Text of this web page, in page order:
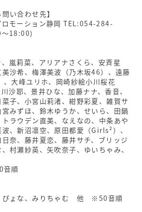
い合わせ先】
ロモーション静岡 TEL:054-284-
18:00)
嵐莉菜、アリアナさくら、安斉星
沙希、梅澤美波（乃木坂46）、遠藤
、大峰ユリホ、岡崎紗絵小川桜花
沙耶、景井ひな、加藤ナナ、香音、
子、小宮山莉渚、紺野彩夏、雑賀サ
みずほ、鈴木ゆうか、せいら、田鍋
ラウデン直美、なえなの、中条あや
、新沼凛空、原田都愛（Girls²）、
奈、藤井夏恋、藤井サチ、ブリッジ
村瀬紗英、矢吹奈子、ゆいちゃみ、
順
ぴょな、みりちゃむ 他 ※50音順